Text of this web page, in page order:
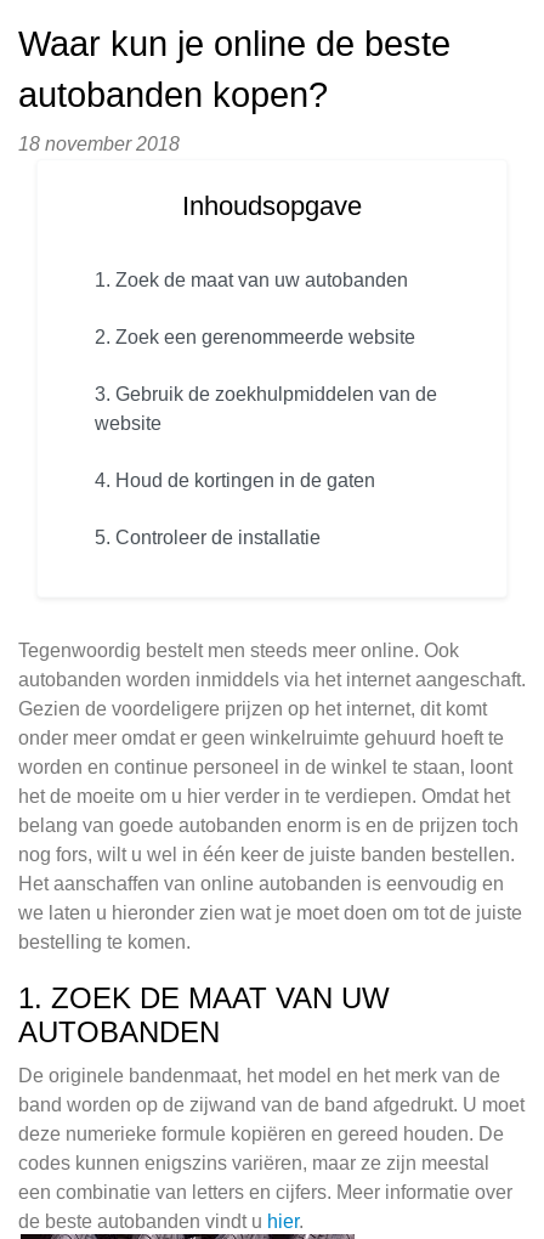
Waar kun je online de beste
autobanden kopen?
18 november 2018
Inhoudsopgave
1. Zoek de maat van uw autobanden
2. Zoek een gerenommeerde website
3. Gebruik de zoekhulpmiddelen van de
website
4. Houd de kortingen in de gaten
5. Controleer de installatie
Tegenwoordig bestelt men steeds meer online. Ook
autobanden worden inmiddels via het internet aangeschaft.
Gezien de voordeligere prijzen op het internet, dit komt
onder meer omdat er geen winkelruimte gehuurd hoeft te
worden en continue personeel in de winkel te staan, loont
het de moeite om u hier verder in te verdiepen. Omdat het
belang van goede autobanden enorm is en de prijzen toch
nog fors, wilt u wel in één keer de juiste banden bestellen.
Het aanschaffen van online autobanden is eenvoudig en
we laten u hieronder zien wat je moet doen om tot de juiste
bestelling te komen.
1. ZOEK DE MAAT VAN UW
AUTOBANDEN
De originele bandenmaat, het model en het merk van de
band worden op de zijwand van de band afgedrukt. U moet
deze numerieke formule kopiëren en gereed houden. De
codes kunnen enigszins variëren, maar ze zijn meestal
een combinatie van letters en cijfers. Meer informatie over
de beste autobanden vindt u hier.